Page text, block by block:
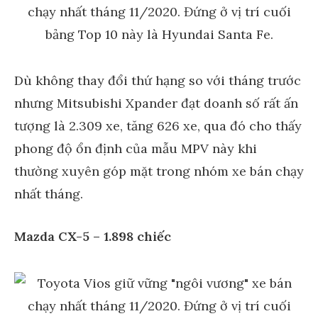
Dù không thay đổi thứ hạng so với tháng trước
nhưng Mitsubishi Xpander đạt doanh số rất ấn
tượng là 2.309 xe, tăng 626 xe, qua đó cho thấy
phong độ ổn định của mẫu MPV này khi
thường xuyên góp mặt trong nhóm xe bán chạy
nhất tháng.
Mazda CX-5 – 1.898 chiếc